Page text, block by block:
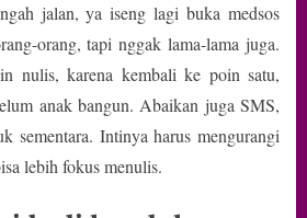
jalan, ya iseng lagi buka medsos
orang, tapi nggak lama-lama juga.
nulis, karena kembali ke poin satu,
anak bangun. Abaikan juga SMS,
sementara. Intinya harus mengurangi
lebih fokus menulis.